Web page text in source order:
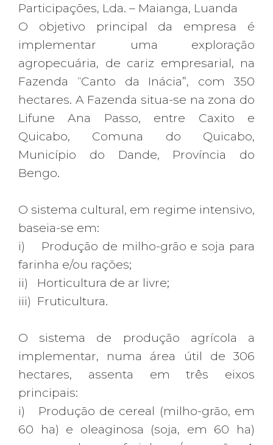
Participações, Lda. – Maianga, Luanda
O objetivo principal da empresa é
implementar uma exploração
agropecuária, de cariz empresarial, na
Fazenda “Canto da Inácia”, com 350
hectares. A Fazenda situa-se na zona do
Lifune Ana Passo, entre Caxito e
Quicabo, Comuna do Quicabo,
Município do Dande, Província do
Bengo.
O sistema cultural, em regime intensivo,
baseia-se em:
i) Produção de milho-grão e soja para
farinha e/ou rações;
ii) Horticultura de ar livre;
iii) Fruticultura.
O sistema de produção agrícola a
implementar, numa área útil de 306
hectares, assenta em três eixos
principais:
i) Produção de cereal (milho-grão, em
60 ha) e oleaginosa (soja, em 60 ha)